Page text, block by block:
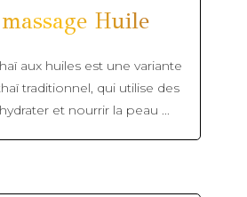
Huile
aux huiles est une variante
traditionnel, qui utilise des
et nourrir la peau ...